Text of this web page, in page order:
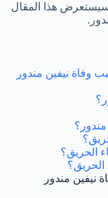
وسيستعرض هذا المقال
نيفين مندور
الحريق؟
مندور